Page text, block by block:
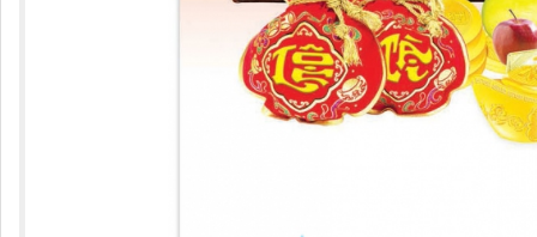
Khách hàng có nhu cầu gia công như cán bóng,
được tư vấn và báo giá chính xác hơn.